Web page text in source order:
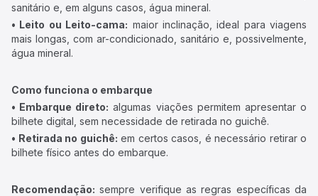
sanitário e, em alguns casos, água mineral.
• Leito ou Leito-cama: maior inclinação, ideal para viagens
mais longas, com ar-condicionado, sanitário e, possivelmente,
água mineral.
Como funciona o embarque
• Embarque direto: algumas viações permitem apresentar o
bilhete digital, sem necessidade de retirada no guichê.
• Retirada no guichê: em certos casos, é necessário retirar o
bilhete físico antes do embarque.
Recomendação: sempre verifique as regras específicas da